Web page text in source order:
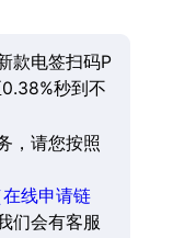
款电签扫码P
秒到不
，请您按照
线申请链
们会有客服